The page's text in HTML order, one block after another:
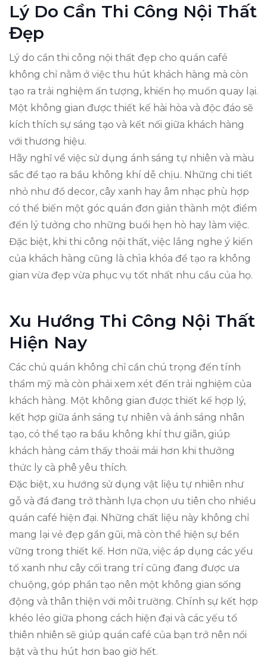
Lý Do Cần Thi Công Nội Thất
Đẹp
Lý do cần thi công nội thất đẹp cho quán café
không chỉ nằm ở việc thu hút khách hàng mà còn
tạo ra trải nghiệm ấn tượng, khiến họ muốn quay lại.
Một không gian được thiết kế hài hòa và độc đáo sẽ
kích thích sự sáng tạo và kết nối giữa khách hàng
với thương hiệu.
Hãy nghĩ về việc sử dụng ánh sáng tự nhiên và màu
sắc để tạo ra bầu không khí dễ chịu. Những chi tiết
nhỏ như đồ decor, cây xanh hay âm nhạc phù hợp
có thể biến một góc quán đơn giản thành một điểm
đến lý tưởng cho những buổi hẹn hò hay làm việc.
Đặc biệt, khi thi công nội thất, việc lắng nghe ý kiến
của khách hàng cũng là chìa khóa để tạo ra không
gian vừa đẹp vừa phục vụ tốt nhất nhu cầu của họ.
Xu Hướng Thi Công Nội Thất
Hiện Nay
Các chủ quán không chỉ cần chú trọng đến tính
thẩm mỹ mà còn phải xem xét đến trải nghiệm của
khách hàng. Một không gian được thiết kế hợp lý,
kết hợp giữa ánh sáng tự nhiên và ánh sáng nhân
tạo, có thể tạo ra bầu không khí thư giãn, giúp
khách hàng cảm thấy thoải mái hơn khi thưởng
thức ly cà phê yêu thích.
Đặc biệt, xu hướng sử dụng vật liệu tự nhiên như
gỗ và đá đang trở thành lựa chọn ưu tiên cho nhiều
quán café hiện đại. Những chất liệu này không chỉ
mang lại vẻ đẹp gần gũi, mà còn thể hiện sự bền
vững trong thiết kế. Hơn nữa, việc áp dụng các yếu
tố xanh như cây cối trang trí cũng đang được ưa
chuộng, góp phần tạo nên một không gian sống
động và thân thiện với môi trường. Chính sự kết hợp
khéo léo giữa phong cách hiện đại và các yếu tố
thiên nhiên sẽ giúp quán café của bạn trở nên nổi
bật và thu hút hơn bao giờ hết.